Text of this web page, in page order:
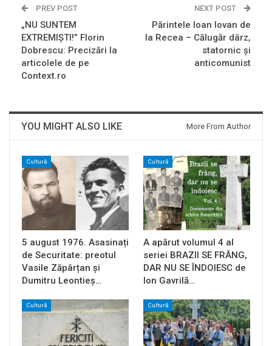
PREV POST
„NU SUNTEM
EXTREMIȘTI!” Florin
Dobrescu: Precizări la
articolele de pe
Context.ro
NEXT POST
Părintele Ioan Iovan de
la Recea – Călugăr dârz,
statornic şi
anticomunist
YOU MIGHT ALSO LIKE More From Author
Cultură
5 august 1976. Asasinați
de Securitate: preotul
Vasile Zăpârțan și
Dumitru Leontieș…
Cultură
A apărut volumul 4 al
seriei BRAZII SE FRÂNG,
DAR NU SE ÎNDOIESC de
Ion Gavrilă…
Cultură Cultură